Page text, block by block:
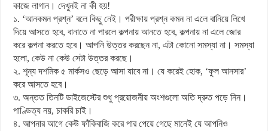
কাজে লাগান। দেখুনই না কী হয়!
১. ‘আনকমন প্রশ্ন’ বলে কিছু নেই। পরীক্ষায় প্রশ্ন কমন না এলে বানিয়ে লিখে
দিয়ে আসতে হবে, বানাতে না পারলে কল্পনায় আনতে হবে, কল্পনায় না এলে জোর
করে কল্পনা করতে হবে। আপনি উত্তর করছেন না, এটা কোনো সমস্যা না। সমস্যা
হলো, কেউ না কেউ সেটা উত্তর করছে।
২. শূন্য দশমিক ৫ মার্কসও ছেড়ে আসা যাবে না। যে করেই হোক, ‘ফুল আনসার’
করে আসতে হবে।
৩. অন্তত তিনটি ডাইজেস্টের শুধু প্রয়োজনীয় অংশগুলো অতি দ্রুত পড়ে নিন।
পাণ্ডিত্য নয়, চাকরি চাই।
৪. আপনার আগে কেউ ফাঁকিবাজি করে পার পেয়ে গেছে মানেই যে আপনিও